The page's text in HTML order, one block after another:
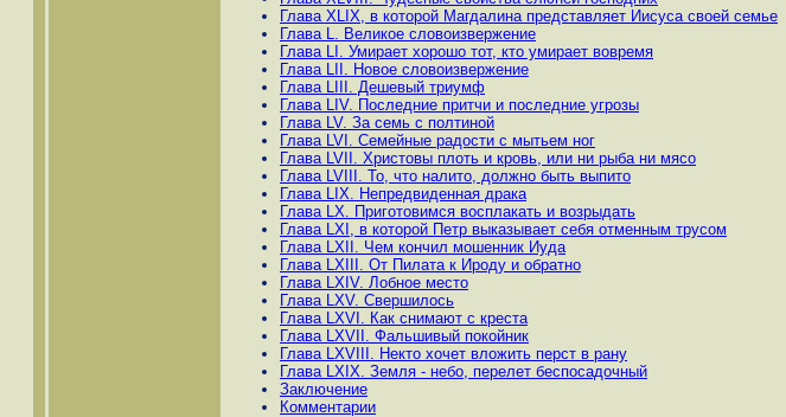
Глава ХLIX, в которой Магдалина представляет Иисуса своей семье
Глава L. Великое словоизвержение
Глава LI. Умирает хорошо тот, кто умирает вовремя
Глава LII. Новое словоизвержение
Глава LIII. Дешевый триумф
Глава LIV. Последние притчи и последние угрозы
Глава LV. За семь с полтиной
Глава LVI. Семейные радости с мытьем ног
Глава LVII. Христовы плоть и кровь, или ни рыба ни мясо
Глава LVIII. То, что налито, должно быть выпито
Глава LIX. Непредвиденная драка
Глава LX. Приготовимся восплакать и возрыдать
Глава LXI, в которой Петр выказывает себя отменным трусом
Глава LXII. Чем кончил мошенник Иуда
Глава LXIII. От Пилата к Ироду и обратно
Глава LXIV. Лобное место
Глава LXV. Свершилось
Глава LXVI. Как снимают с креста
Глава LXVII. Фальшивый покойник
Глава LXVIII. Некто хочет вложить перст в рану
Глава LXIX. Земля - небо, перелет беспосадочный
Заключение
Комментарии